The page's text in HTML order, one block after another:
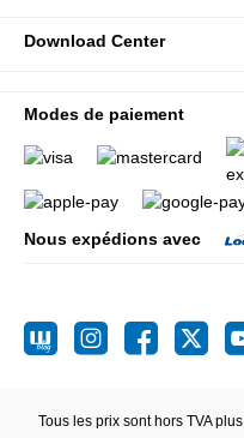
Download Center
Modes de paiement
Nous expédions avec
Tous les prix sont hors TVA plus